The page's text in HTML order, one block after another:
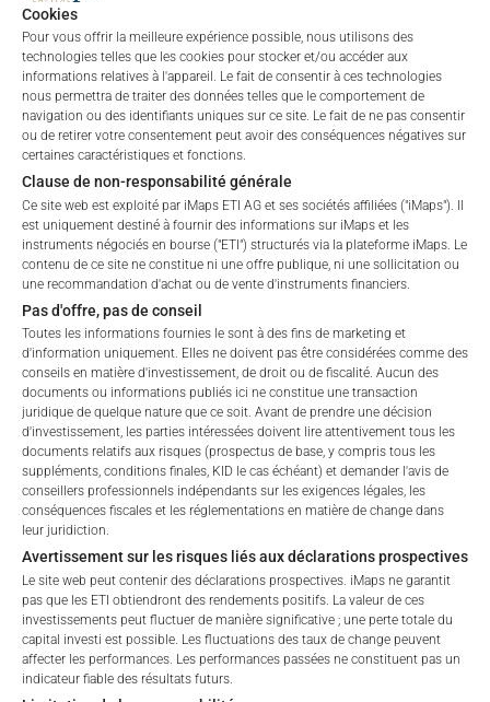
Cookies
Pour vous offrir la meilleure expérience possible, nous utilisons des
technologies telles que les cookies pour stocker et/ou accéder aux
informations relatives à l'appareil. Le fait de consentir à ces technologies
nous permettra de traiter des données telles que le comportement de
navigation ou des identifiants uniques sur ce site. Le fait de ne pas consentir
ou de retirer votre consentement peut avoir des conséquences négatives sur
certaines caractéristiques et fonctions.
Clause de non-responsabilité générale
Ce site web est exploité par iMaps ETI AG et ses sociétés affiliées ("iMaps"). Il
est uniquement destiné à fournir des informations sur iMaps et les
instruments négociés en bourse ("ETI") structurés via la plateforme iMaps. Le
contenu de ce site ne constitue ni une offre publique, ni une sollicitation ou
une recommandation d'achat ou de vente d'instruments financiers.
Pas d'offre, pas de conseil
Toutes les informations fournies le sont à des fins de marketing et
d'information uniquement. Elles ne doivent pas être considérées comme des
conseils en matière d'investissement, de droit ou de fiscalité. Aucun des
documents ou informations publiés ici ne constitue une transaction
juridique de quelque nature que ce soit. Avant de prendre une décision
d'investissement, les parties intéressées doivent lire attentivement tous les
documents relatifs aux risques (prospectus de base, y compris tous les
suppléments, conditions finales, KID le cas échéant) et demander l'avis de
conseillers professionnels indépendants sur les exigences légales, les
conséquences fiscales et les réglementations en matière de change dans
leur juridiction.
Avertissement sur les risques liés aux déclarations prospectives
Le site web peut contenir des déclarations prospectives. iMaps ne garantit
pas que les ETI obtiendront des rendements positifs. La valeur de ces
investissements peut fluctuer de manière significative ; une perte totale du
capital investi est possible. Les fluctuations des taux de change peuvent
affecter les performances. Les performances passées ne constituent pas un
indicateur fiable des résultats futurs.
Depuis le lancement
ALLOCATION DU
PORTEFEUILLE
Invalid ISIN format
Veuillez noter que les informations fournies ne constituent pas
une offre ou une sollicitation pour l’achat ou la vente
d’instruments financiers, mais sont uniquement destinées à
des fins de relations avec les investisseurs. Les titres
susmentionnés ont été offerts au public et sont actuellement
négociés sur le marché secondaire à la bourse mentionnée ci-
dessus. Il est recommandé aux investisseurs qui envisagent
d’investir dans l’un de ces titres de consulter un conseiller
financier agréé MiFID avant d’investir.
GLOSSAIRE DES
IDENTIFIANTS